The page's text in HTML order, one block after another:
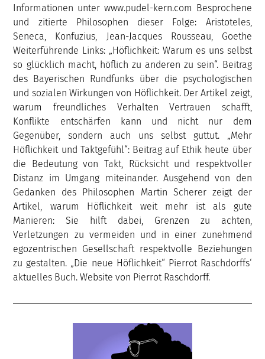
Informationen unter www.pudel-kern.com Besprochene
und zitierte Philosophen dieser Folge: Aristoteles,
Seneca, Konfuzius, Jean-Jacques Rousseau, Goethe
Weiterführende Links: „Höflichkeit: Warum es uns selbst
so glücklich macht, höflich zu anderen zu sein“. Beitrag
des Bayerischen Rundfunks über die psychologischen
und sozialen Wirkungen von Höflichkeit. Der Artikel zeigt,
warum freundliches Verhalten Vertrauen schafft,
Konflikte entschärfen kann und nicht nur dem
Gegenüber, sondern auch uns selbst guttut. „Mehr
Höflichkeit und Taktgefühl“: Beitrag auf Ethik heute über
die Bedeutung von Takt, Rücksicht und respektvoller
Distanz im Umgang miteinander. Ausgehend von den
Gedanken des Philosophen Martin Scherer zeigt der
Artikel, warum Höflichkeit weit mehr ist als gute
Manieren: Sie hilft dabei, Grenzen zu achten,
Verletzungen zu vermeiden und in einer zunehmend
egozentrischen Gesellschaft respektvolle Beziehungen
zu gestalten. „Die neue Höflichkeit“ Pierrot Raschdorffs‘
aktuelles Buch. Website von Pierrot Raschdorff.